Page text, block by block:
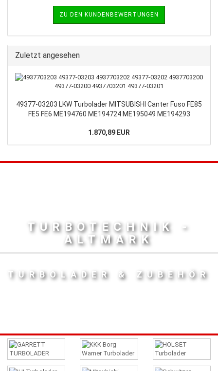
ZU DEN KUNDENBEWERTUNGEN
Zuletzt angesehen
49377-03203 LKW Turbolader MITSUBISHI Canter Fuso FE85
FE5 FE6 ME194760 ME194724 ME195049 ME194293
1.870,89 EUR
TURBOTECHNIK -
ALTMARK
TURBOLADER & ZUBEHÖR